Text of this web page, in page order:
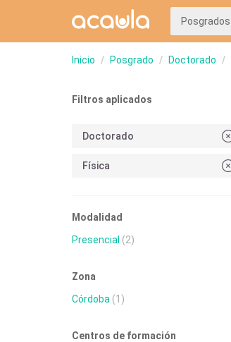
Posgrados
Inicio Posgrado Doctorado
Filtros aplicados
Doctorado
Física
Modalidad
Presencial (2)
Zona
Córdoba (1)
Centros de formación